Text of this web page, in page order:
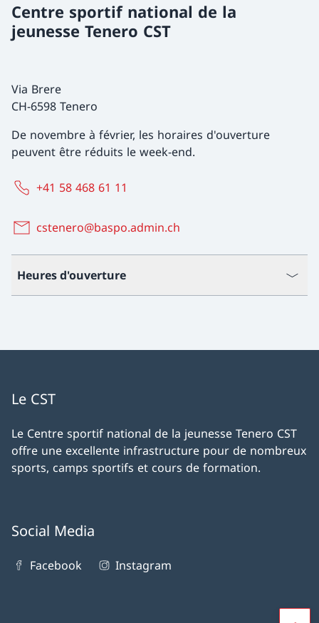
Centre sportif national de la
jeunesse Tenero CST
Via Brere
CH-6598 Tenero
De novembre à février, les horaires d'ouverture
peuvent être réduits le week-end.
+41 58 468 61 11
cstenero@baspo.admin.ch
Heures d'ouverture
Le CST
Le Centre sportif national de la jeunesse Tenero CST
offre une excellente infrastructure pour de nombreux
sports, camps sportifs et cours de formation.
Social Media
Facebook Instagram